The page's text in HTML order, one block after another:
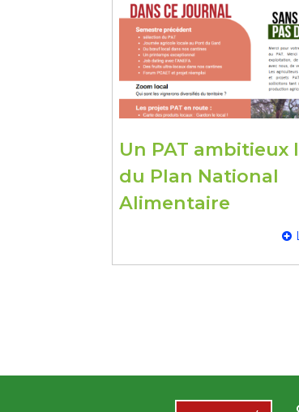
Un PAT ambitieux
du Plan National
Alimentaire